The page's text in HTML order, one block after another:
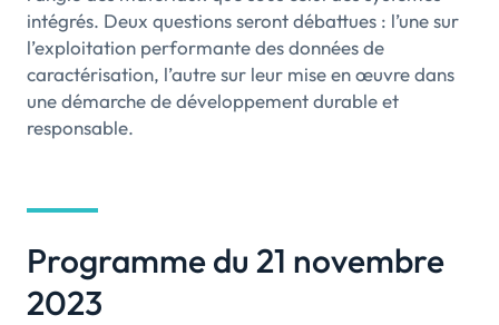
intégrés. Deux questions seront débattues : l’une sur
l’exploitation performante des données de
caractérisation, l’autre sur leur mise en œuvre dans
une démarche de développement durable et
responsable.
Programme du 21 novembre
2023